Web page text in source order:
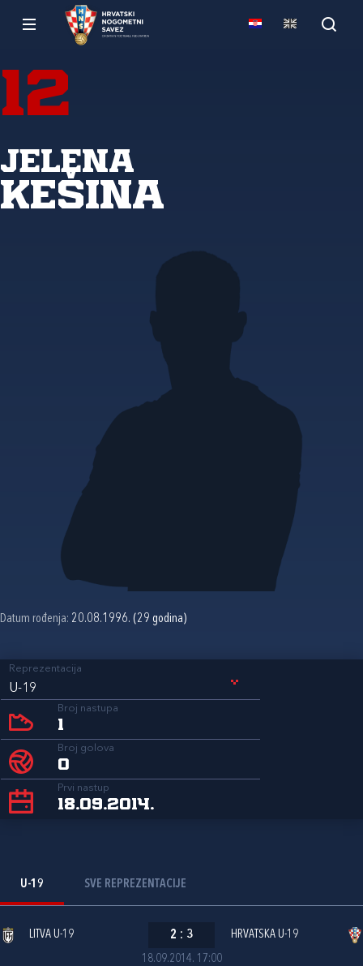
12
Jelena
Kešina
Datum rođenja: 20.08.1996. (29 godina)
Reprezentacija
U-19
Broj nastupa
1
Broj golova
0
Prvi nastup
18.09.2014.
U-19 SVE REPREZENTACIJE
18.09.2014. 17:00
LITVA U-19 2 : 3 HRVATSKA U-19